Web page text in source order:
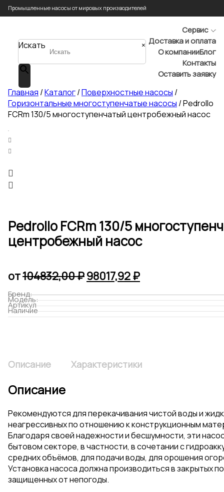
Промышленные насосы от мировых производителей
Искать ×
Сервис
Доставка и оплата
О компанииБлог
Контакты
Оставить заявку
Главная /Каталог/Поверхностные насосы /
Горизонтальные многоступенчатые насосы / Pedrollo
FCRm 130/5 многоступенчатый центробежный насос
Pedrollo FCRm 130/5
центробежный насос
от104832,00₽Первоначальная
цена
составляла
104832,00 ₽.
98017,92₽Текущая
цена:
98017,92 ₽.
Бренд:
Модель:
Артикул
Наличие
Описание Характеристики
Описание
Рекомендуются для перекачивания чистой воды и
неагрессивных по отношению к конструкционным
Благодаря своей надежности и бесшумности, эти
бытовом секторе, в частности, в сочетании с
средних объёмов, для подачи воды, для орошения
Установка насоса должна производиться в закрытых
защищенных от непогоды.